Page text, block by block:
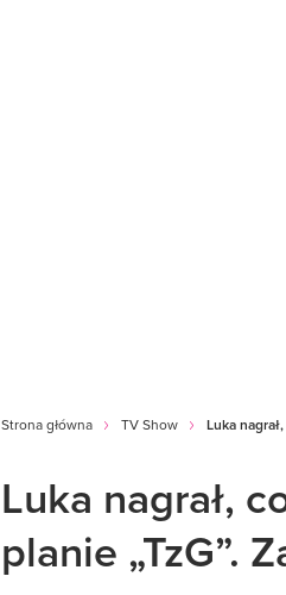
Strona główna TV Show Luka
Luka nagrał,
planie „TzG”.